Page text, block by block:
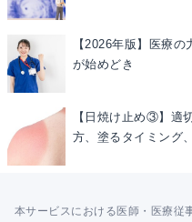
【2026年版】医療
が始めどき
【日焼け止め③】適
方、塗るタイミング
本サービスにおける医師・医療従